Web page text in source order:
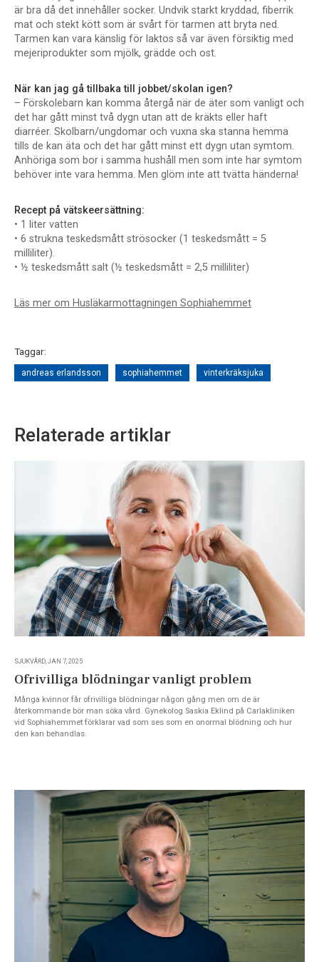
är bra då det innehåller socker. Undvik starkt kryddad, fiberrik
mat och stekt kött som är svårt för tarmen att bryta ned.
Tarmen kan vara känslig för laktos så var även försiktig med
mejeriprodukter som mjölk, grädde och ost.
När kan jag gå tillbaka till jobbet/skolan igen?
– Förskolebarn kan komma återgå när de äter som vanligt och
det har gått minst två dygn utan att de kräkts eller haft
diarréer. Skolbarn/ungdomar och vuxna ska stanna hemma
tills de kan äta och det har gått minst ett dygn utan symtom.
Anhöriga som bor i samma hushåll men som inte har symtom
behöver inte vara hemma. Men glöm inte att tvätta händerna!
Recept på vätskeersättning:
• 1 liter vatten
• 6 strukna teskedsmått strösocker (1 teskedsmått = 5
milliliter).
• ½ teskedsmått salt (½ teskedsmått = 2,5 milliliter)
Läs mer om Husläkarmottagningen Sophiahemmet
Taggar:
andreas erlandsson sophiahemmet vinterkräksjuka
Relaterade artiklar
SJUKVÅRD, JAN 7, 2025
Ofrivilliga blödningar vanligt problem
Många kvinnor får ofrivilliga blödningar någon gång men om de är
återkommande bör man söka vård. Gynekolog Saskia Eklind på Carlakliniken
vid Sophiahemmet förklarar vad som ses som en onormal blödning och hur
den kan behandlas.